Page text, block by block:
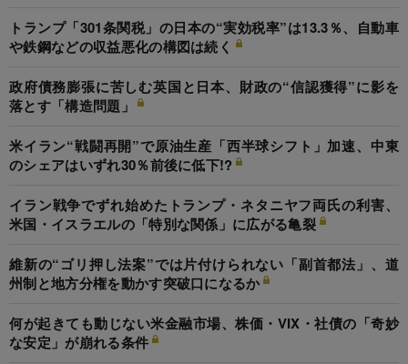
トランプ「301条関税」の日本の“実効税率”は13.3％、自動車
や鉄鋼などの収益悪化の構図は続く
政府債務膨張に苦しむ英国と日本、財政の“信認獲得”に影を
落とす「構造問題」
米イラン“戦闘再開”で原油生産「西半球シフト」加速、中東
のシェアはいずれ30％前後に低下!?
イラン戦争でずれ始めたトランプ・ネタニヤフ両氏の利害、
米国・イスラエルの「特別な関係」に広がる亀裂
維新の“ゴリ押し法案”では片付けられない「副首都法」、道
州制と地方分権を動かす突破口になるか
何が起きても動じない米金融市場、株価・VIX・社債の「奇妙
な安定」が崩れる条件